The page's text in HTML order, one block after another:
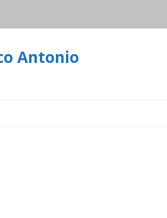
Antonio